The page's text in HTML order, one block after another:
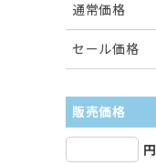
通常価格
セール価格
販売価格
円